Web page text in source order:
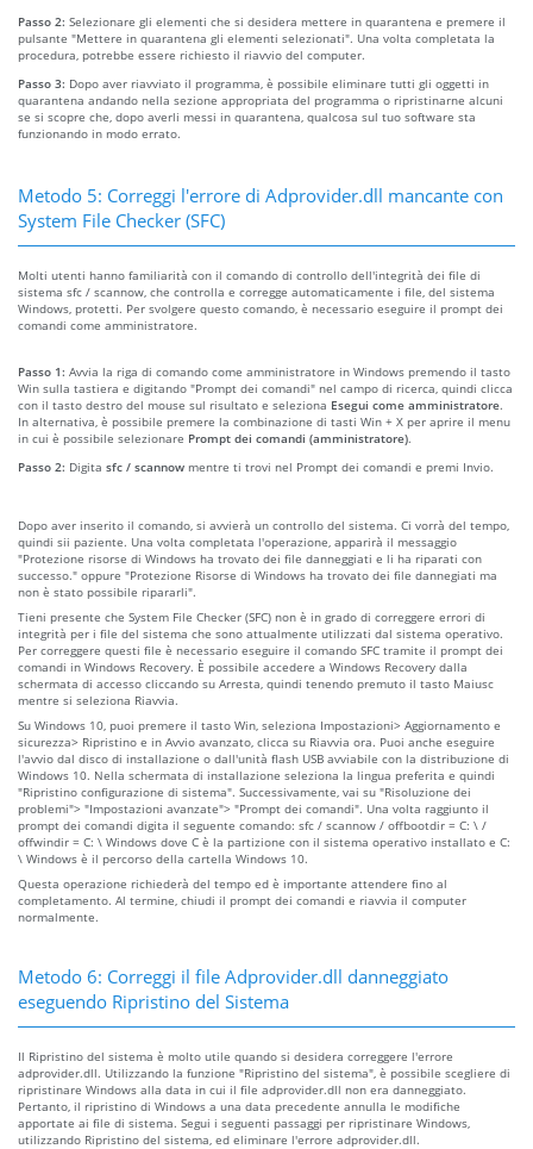
Passo 2: Selezionare gli elementi che si desidera mettere in quarantena e premere il
pulsante "Mettere in quarantena gli elementi selezionati". Una volta completata la
procedura, potrebbe essere richiesto il riavvio del computer.
Passo 3: Dopo aver riavviato il programma, è possibile eliminare tutti gli oggetti in
quarantena andando nella sezione appropriata del programma o ripristinarne alcuni
se si scopre che, dopo averli messi in quarantena, qualcosa sul tuo software sta
funzionando in modo errato.
Metodo 5: Correggi l'errore di Adprovider.dll mancante con
System File Checker (SFC)
Molti utenti hanno familiarità con il comando di controllo dell'integrità dei file di
sistema sfc / scannow, che controlla e corregge automaticamente i file, del sistema
Windows, protetti. Per svolgere questo comando, è necessario eseguire il prompt dei
comandi come amministratore.
Passo 1: Avvia la riga di comando come amministratore in Windows premendo il tasto
Win sulla tastiera e digitando "Prompt dei comandi" nel campo di ricerca, quindi clicca
con il tasto destro del mouse sul risultato e seleziona Esegui come amministratore.
In alternativa, è possibile premere la combinazione di tasti Win + X per aprire il menu
in cui è possibile selezionare Prompt dei comandi (amministratore).
Passo 2: Digita sfc / scannow mentre ti trovi nel Prompt dei comandi e premi Invio.
Dopo aver inserito il comando, si avvierà un controllo del sistema. Ci vorrà del tempo,
quindi sii paziente. Una volta completata l'operazione, apparirà il messaggio
"Protezione risorse di Windows ha trovato dei file danneggiati e li ha riparati con
successo." oppure "Protezione Risorse di Windows ha trovato dei file dannegiati ma
non è stato possibile ripararli".
Tieni presente che System File Checker (SFC) non è in grado di correggere errori di
integrità per i file del sistema che sono attualmente utilizzati dal sistema operativo.
Per correggere questi file è necessario eseguire il comando SFC tramite il prompt dei
comandi in Windows Recovery. È possibile accedere a Windows Recovery dalla
schermata di accesso cliccando su Arresta, quindi tenendo premuto il tasto Maiusc
mentre si seleziona Riavvia.
Su Windows 10, puoi premere il tasto Win, seleziona Impostazioni> Aggiornamento e
sicurezza> Ripristino e in Avvio avanzato, clicca su Riavvia ora. Puoi anche eseguire
l'avvio dal disco di installazione o dall'unità flash USB avviabile con la distribuzione di
Windows 10. Nella schermata di installazione seleziona la lingua preferita e quindi
"Ripristino configurazione di sistema". Successivamente, vai su "Risoluzione dei
problemi"> "Impostazioni avanzate"> "Prompt dei comandi". Una volta raggiunto il
prompt dei comandi digita il seguente comando: sfc / scannow / offbootdir = C: \ /
offwindir = C: \ Windows dove C è la partizione con il sistema operativo installato e C:
\ Windows è il percorso della cartella Windows 10.
Questa operazione richiederà del tempo ed è importante attendere fino al
completamento. Al termine, chiudi il prompt dei comandi e riavvia il computer
normalmente.
Metodo 6: Correggi il file Adprovider.dll danneggiato
eseguendo Ripristino del Sistema
Il Ripristino del sistema è molto utile quando si desidera correggere l'errore
adprovider.dll. Utilizzando la funzione "Ripristino del sistema", è possibile scegliere di
ripristinare Windows alla data in cui il file adprovider.dll non era danneggiato.
Pertanto, il ripristino di Windows a una data precedente annulla le modifiche
apportate ai file di sistema. Segui i seguenti passaggi per ripristinare Windows,
utilizzando Ripristino del sistema, ed eliminare l'errore adprovider.dll.